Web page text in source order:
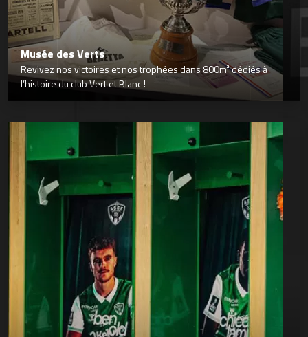
Musée des Verts
Revivez nos victoires et nos trophées dans 800m² dédiés à
l’histoire du club Vert et Blanc !